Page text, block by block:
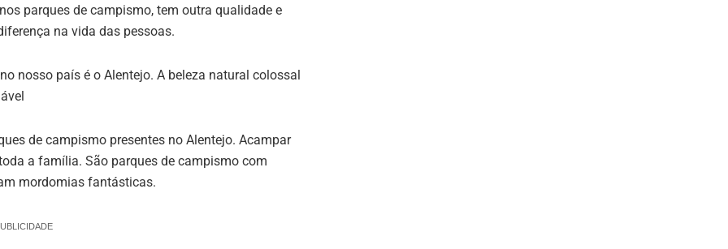
parques de campismo, tem outra qualidade e
na vida das pessoas.
nosso país é o Alentejo. A beleza natural colossal
de campismo presentes no Alentejo. Acampar
a família. São parques de campismo com
mordomias fantásticas.